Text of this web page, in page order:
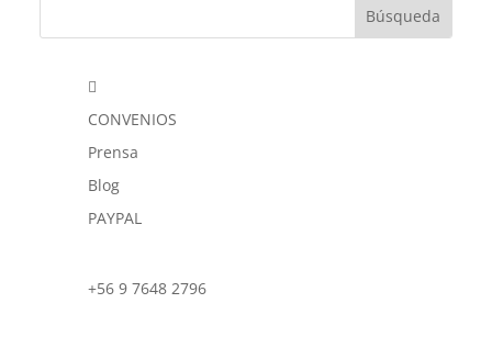

CONVENIOS
Prensa
Blog
PAYPAL
+56 9 7648 2796